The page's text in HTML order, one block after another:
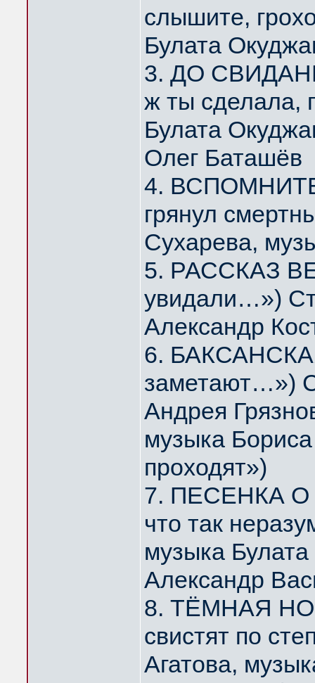
слышите,
Булата
3. ДО
ж ты сделала,
Булата
Олег Баташёв
4.
грянул
Сухарева,
5. РАССКАЗ
увидали…»)
Александр
6.
заметают…»)
Андрея
музыка
проходят»)
7. ПЕСЕНКА О
что так
музыка
Александр
8. ТЁМНАЯ
свистят по
Агатова,